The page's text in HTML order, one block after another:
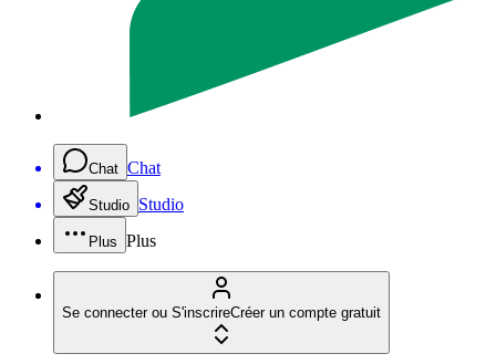
Chat Chat
Studio Studio
Plus Plus
Se connecter ou S'inscrireCréer un compte gratuit